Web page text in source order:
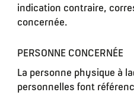
indication contraire,
concernée.
PERSONNE CONCERNÉE
La personne physique à
personnelles font